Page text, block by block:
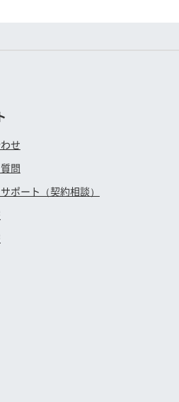
せ
問
ポート（契約相談）